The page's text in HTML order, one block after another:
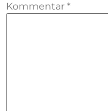
Kommentar *